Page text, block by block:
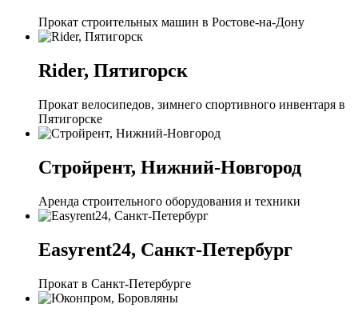
Прокат строительных машин в Ростове-на-Дону
Rider, Пятигорск
Прокат велосипедов, зимнего спортивного инвентаря в
Пятигорске
Стройрент, Нижний-Новгород
Аренда строительного оборудования и техники
Easyrent24, Санкт-Петербург
Прокат в Санкт-Петербурге